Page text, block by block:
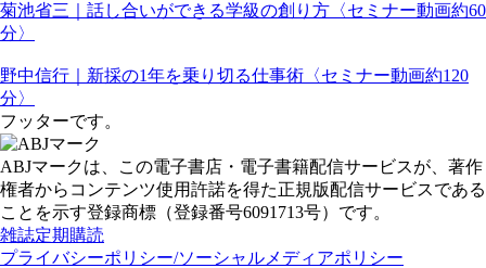
菊池省三｜話し合いができる学級の創り方〈セミナー動画約60
分〉
野中信行｜新採の1年を乗り切る仕事術〈セミナー動画約120
分〉
フッターです。
ABJマークは、この電子書店・電子書籍配信サービスが、著作
権者からコンテンツ使用許諾を得た正規版配信サービスである
ことを示す登録商標（登録番号6091713号）です。
雑誌定期購読
プライバシーポリシー/ソーシャルメディアポリシー